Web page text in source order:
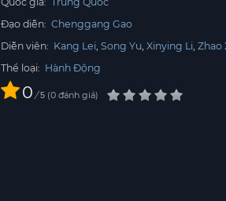
Đạo diễn: Chenggang Gao
Diễn viên: Kang Lei Song Yu Xinying Li Zhao
Thể loại: Hành Động
0 / 5 0 đánh giá